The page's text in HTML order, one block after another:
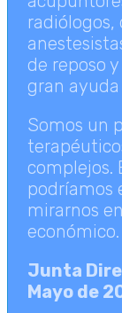
de reposo
gran
Somos un
complejos.
podríamos
mirarnos
económico.
Junta
Mayo de